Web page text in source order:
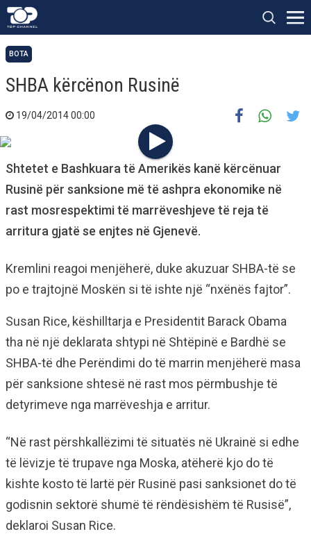
BOTA
SHBA kërcënon Rusinë
19/04/2014 00:00
Shtetet e Bashkuara të Amerikës kanë kërcënuar
Rusinë për sanksione më të ashpra ekonomike në
rast mosrespektimi të marrëveshjeve të reja të
arritura gjatë se enjtes në Gjenevë.
Kremlini reagoi menjëherë, duke akuzuar SHBA-të se
po e trajtojnë Moskën si të ishte një “nxënës fajtor”.
Susan Rice, këshilltarja e Presidentit Barack Obama
tha në një deklarata shtypi në Shtëpinë e Bardhë se
SHBA-të dhe Perëndimi do të marrin menjëherë masa
për sanksione shtesë në rast mos përmbushje të
detyrimeve nga marrëveshja e arritur.
“Në rast përshkallëzimi të situatës në Ukrainë si edhe
të lëvizje të trupave nga Moska, atëherë kjo do të
kishte kosto të lartë për Rusinë pasi sanksionet do të
godisnin sektorë shumë të rëndësishëm të Rusisë”,
deklaroi Susan Rice.